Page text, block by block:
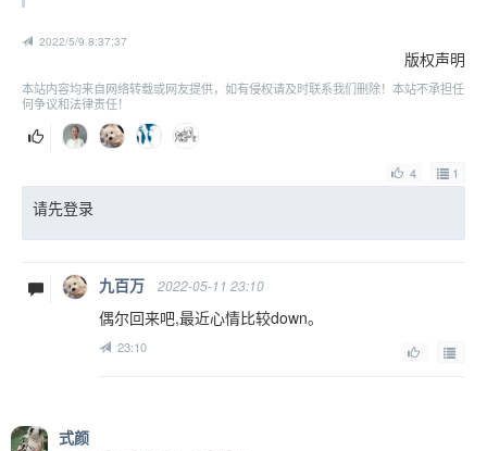
2022/5/9 8:37:37
版权声明
本站内容均来自网络转载或网友提供，如有侵权请及时联系我们删除！本站不承担任
何争议和法律责任！
4 1
请先登录
九百万 2022-05-11 23:10
偶尔回来吧,最近心情比较down。
23:10
式颜